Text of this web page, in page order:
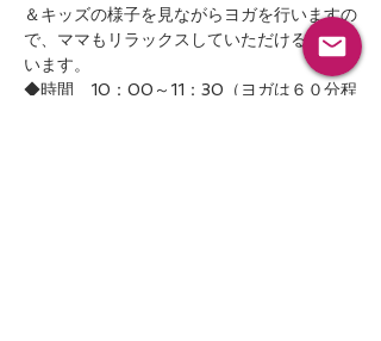
＆キッズの様子を見ながらヨガを行いますの
で、ママもリラックスしていただけるかと思
います。
◆時間　10：00～11：30（ヨガは６０分程